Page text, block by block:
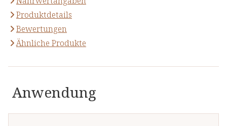
Produktdetails
Bewertungen
Ähnliche Produkte
Anwendung